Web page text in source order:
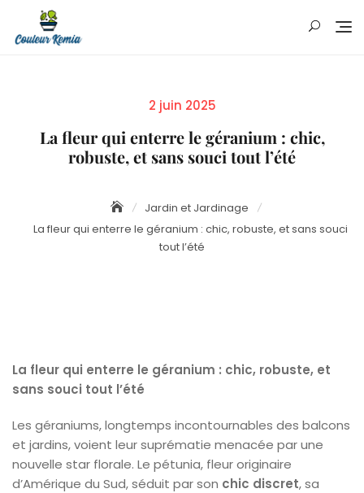
content
Posted
2 juin 2025
La fleur qui enterre le géranium : chic,
robuste, et sans souci tout l’été
Jardin et Jardinage
La fleur qui enterre le géranium : chic, robuste, et sans souci
tout l’été
La fleur qui enterre le géranium : chic, robuste, et
sans souci tout l’été
Les géraniums, longtemps incontournables des balcons
et jardins, voient leur suprématie menacée par une
nouvelle star florale. Le pétunia, fleur originaire
d’Amérique du Sud, séduit par son chic discret, sa